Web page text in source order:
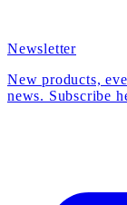
Newsletter
New products,
news. Subscribe